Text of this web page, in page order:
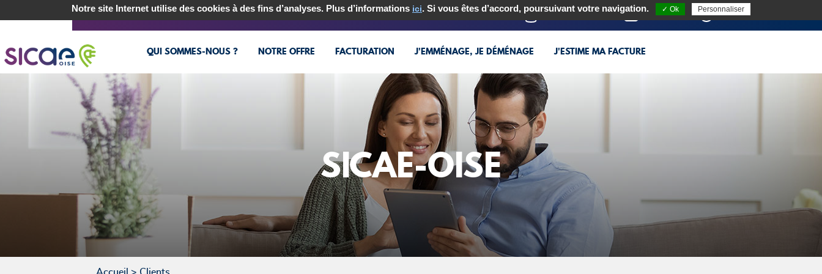
QUI SOMMES-NOUS ? NOTRE OFFRE FACTURATION J'EMMÉNAGE, JE DÉMÉNAGE J'ESTIME MA FACTURE
CONTACT MON ESPACE CLIENT
SICAE-OISE
Notre site Internet utilise des cookies à des fins d’analyses. Plus d’informations ici. Si vous êtes d’accord, poursuivant votre navigation. ✓ Ok Personnaliser